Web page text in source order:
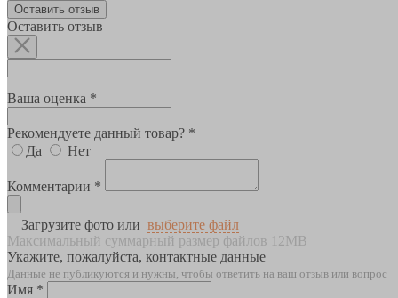
Оставить отзыв
Оставить отзыв
Ваша оценка *
Рекомендуете данный товар? *
Да
Нет
Комментарии *
Загрузите фото или выберите файл
Максимальный суммарный размер файлов 12MB
Укажите, пожалуйста, контактные данные
Данные не публикуются и нужны, чтобы ответить на ваш отзыв или вопрос
Имя *